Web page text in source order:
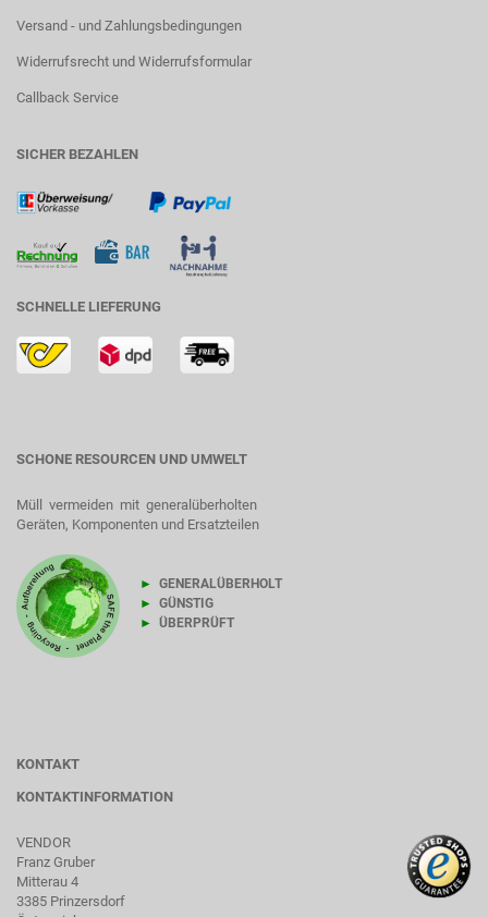
Versand - und Zahlungsbedingungen
Widerrufsrecht und Widerrufsformular
Callback Service
SICHER BEZAHLEN
SCHNELLE LIEFERUNG
SCHONE RESOURCEN UND UMWELT
Müll vermeiden mit generalüberholten
Geräten, Komponenten und Ersatzteilen
► GENERALÜBERHOLT
► GÜNSTIG
► ÜBERPRÜFT
KONTAKT
KONTAKTINFORMATION
VENDOR
Franz Gruber
Mitterau 4
3385 Prinzersdorf